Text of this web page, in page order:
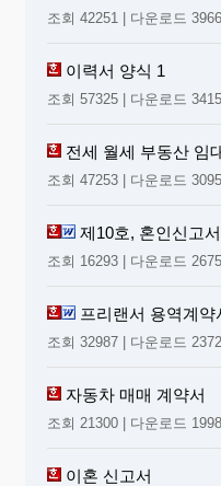
조회 42251 | 다운로드
이력서 양식 1
조회 57325 | 다운로드
전세 월세 부동산 임
조회 47253 | 다운로드
제10호, 혼인신고서
조회 16293 | 다운로드
프리랜서 용역계약
조회 32987 | 다운로드
자동차 매매 계약서
조회 21300 | 다운로드
이혼 신고서